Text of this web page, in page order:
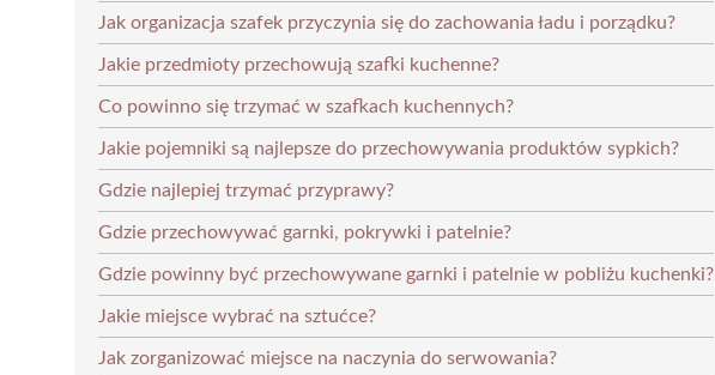
Jak organizacja szafek przyczynia się do zachowania ładu i porządku?
Jakie przedmioty przechowują szafki kuchenne?
Co powinno się trzymać w szafkach kuchennych?
Jakie pojemniki są najlepsze do przechowywania produktów sypkich?
Gdzie najlepiej trzymać przyprawy?
Gdzie przechowywać garnki, pokrywki i patelnie?
Gdzie powinny być przechowywane garnki i patelnie w pobliżu kuchenki?
Jakie miejsce wybrać na sztućce?
Jak zorganizować miejsce na naczynia do serwowania?